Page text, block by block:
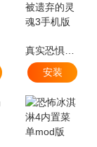
安装